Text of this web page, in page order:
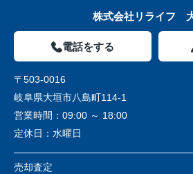
株式会社リライフ
電話をする
〒503-0016
岐阜県大垣市八島町114-1
営業時間： 09:00 ～ 18:00
定休日： 水曜日
売却査定